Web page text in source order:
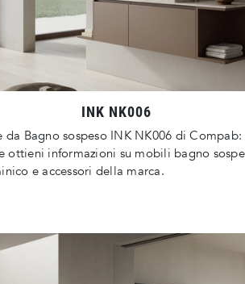
INK NK006
da Bagno sospeso INK NK006 di Compab:
ottieni informazioni su mobili bagno
e accessori della marca.